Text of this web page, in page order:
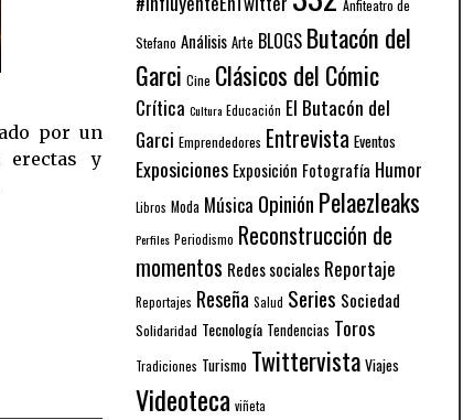
Anfiteatro de
Stefano Análisis Arte BLOGS Butacón del
Garci Cine Clásicos del Cómic
Crítica Cultura Educación El Butacón del
Garci Emprendedores Entrevista Eventos
Exposiciones Exposición Fotografía Humor
Libros Moda Música Opinión Pelaezleaks
Perfiles Periodismo Reconstrucción de
momentos Redes sociales Reportaje
Reportajes Reseña Salud Series Sociedad
Solidaridad Tecnología Tendencias Toros
Tradiciones Turismo Twittervista Viajes
Videoteca viñeta